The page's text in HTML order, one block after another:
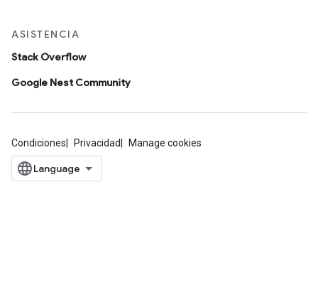
ASISTENCIA
Stack Overflow
Google Nest Community
Condiciones Privacidad Manage cookies